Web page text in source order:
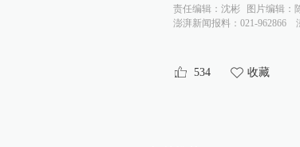
责任编辑： 沈彬 图片编辑：
澎湃新闻报料：021-962866
534 收藏